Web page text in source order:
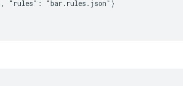
"rules": "bar.rules.json"}